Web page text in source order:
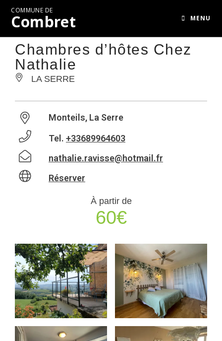
COMMUNE DE
Combret MENU
Chambres d’hôtes Chez
Nathalie
LA SERRE
Monteils, La Serre
Tel. +33689964603
nathalie.ravisse@hotmail.fr
Réserver
À partir de
60€